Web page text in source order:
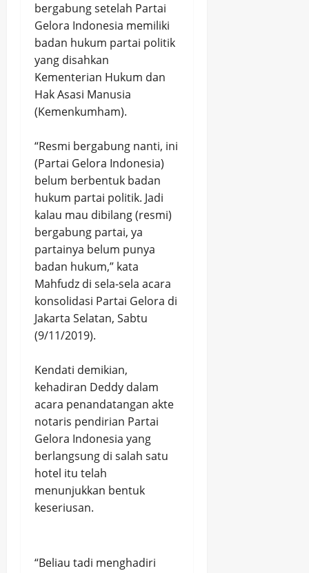
bergabung setelah Partai
Gelora Indonesia memiliki
badan hukum partai politik
yang disahkan
Kementerian Hukum dan
Hak Asasi Manusia
(Kemenkumham).
“Resmi bergabung nanti, ini
(Partai Gelora Indonesia)
belum berbentuk badan
hukum partai politik. Jadi
kalau mau dibilang (resmi)
bergabung partai, ya
partainya belum punya
badan hukum,” kata
Mahfudz di sela-sela acara
konsolidasi Partai Gelora di
Jakarta Selatan, Sabtu
(9/11/2019).
Kendati demikian,
kehadiran Deddy dalam
acara penandatangan akte
notaris pendirian Partai
Gelora Indonesia yang
berlangsung di salah satu
hotel itu telah
menunjukkan bentuk
keseriusan.
“Beliau tadi menghadiri